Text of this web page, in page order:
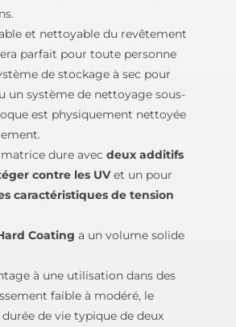
et nettoyable du revêtement
parfait pour toute personne
de stockage à sec pour
un système de nettoyage sous-
est physiquement nettoyée
matrice dure avec deux additifs
contre les UVet un pour
caractéristiques de tension
Coating a un volume solide
à une utilisation dans des
faible à modéré, le
de vie typique de deux